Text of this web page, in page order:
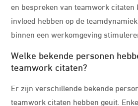
en bespreken van teamwork citaten
invloed hebben op de
binnen een werkomgeving
Welke bekende personen
teamwork citaten?
Er zijn verschillende bekende
teamwork citaten hebben geuit.